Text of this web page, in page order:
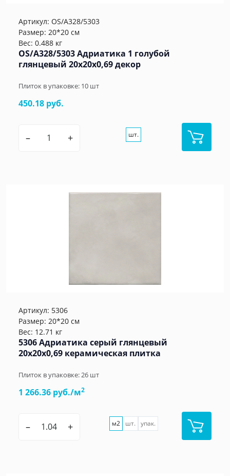
Артикул: OS/A328/5303
Размер: 20*20 см
Вес: 0.488 кг
OS/A328/5303 Адриатика 1 голубой
глянцевый 20x20x0,69 декор
Плиток в упаковке: 10 шт
450.18 руб.
– + шт.
Артикул: 5306
Размер: 20*20 см
Вес: 12.71 кг
5306 Адриатика серый глянцевый
20x20x0,69 керамическая плитка
Плиток в упаковке:26 шт
1 266.36 руб./м2
– + м2 шт. упак.